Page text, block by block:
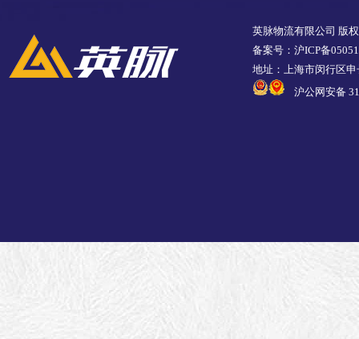
英脉物流有限公司 版
备案号：沪ICP备
地址：上海市闵行区
沪公网安备